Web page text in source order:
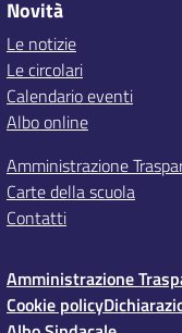
Novità
Le notizie
Le circolari
Calendario eventi
Albo online
Amministrazione
Carte della scuola
Contatti
Amministrazione
Cookie policy